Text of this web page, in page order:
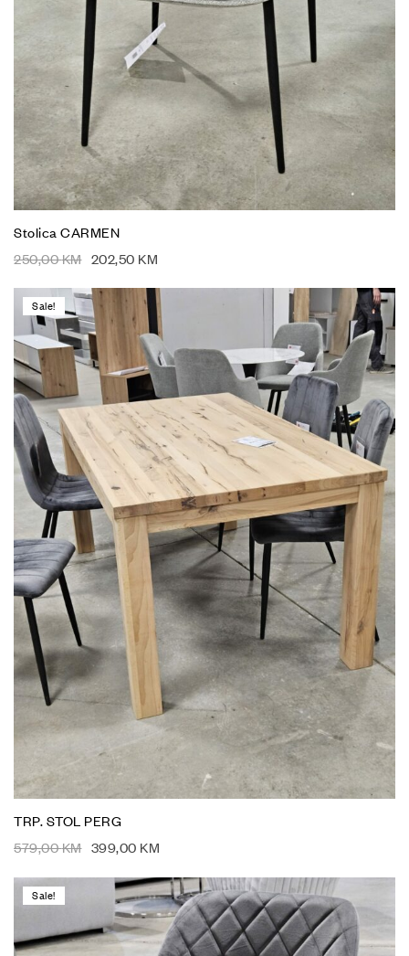
Stolica CARMEN
250,00KM 202,50 KM
Sale!
TRP. STOL PERG
579,00KM 399,00 KM
Sale!